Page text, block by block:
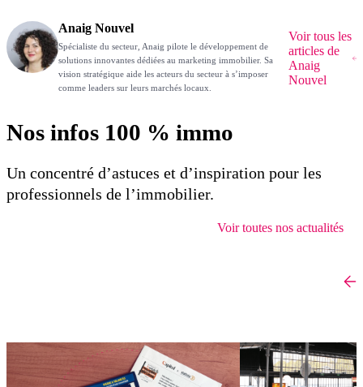
Anaig Nouvel
Spécialiste du secteur, Anaig pilote le développement de
solutions innovantes dédiées au marketing immobilier. Sa
vision stratégique aide les acteurs du secteur à s’imposer
comme leaders sur leurs marchés locaux.
Voir tous les
articles de
Anaig
Nouvel
Nos infos 100 % immo
Un concentré d’astuces et d’inspiration pour les
professionnels de l’immobilier.
Voir toutes nos actualités